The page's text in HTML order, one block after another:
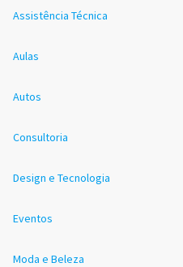
Assistência Técnica
Aulas
Autos
Consultoria
Design e Tecnologia
Eventos
Moda e Beleza